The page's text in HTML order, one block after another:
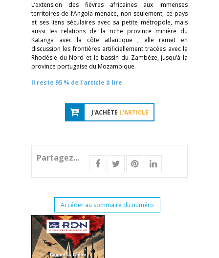
L’extension des fièvres africaines aux immenses
territoires de l’Angola menace, non seulement, ce pays
et ses liens séculaires avec sa petite métropole, mais
aussi les relations de la riche province minière du
Katanga avec la côte atlantique ; elle remet en
discussion les frontières artificiellement tracées avec la
Rhodésie du Nord et le bassin du Zambèze, jusqu’à la
province portugaise du Mozambique.
Il reste 95 % de l'article à lire
J'ACHÈTE L'ARTICLE
Partagez...
Accéder au sommaire du numéro